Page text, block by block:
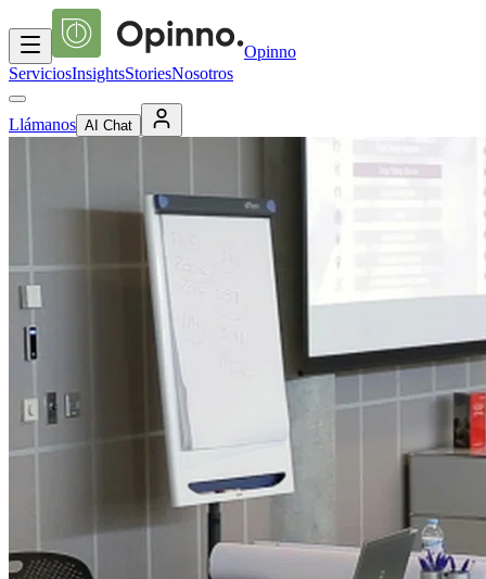
Opinno
ServiciosInsightsStoriesNosotros
Llámanos AI Chat